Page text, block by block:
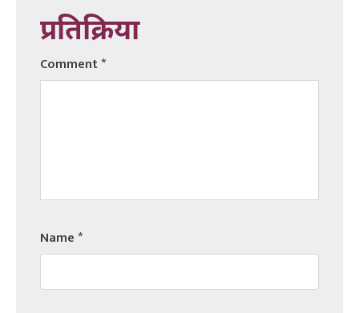
प्रतिक्रिया
Comment*
Name*